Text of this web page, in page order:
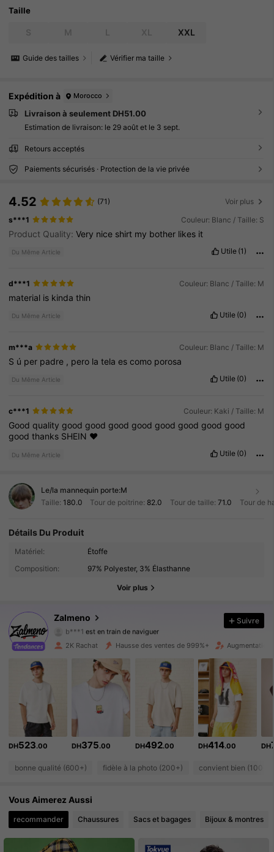
t graphique, style de rue, cadeau pour petit ami,
ample Y2k, chemise graphique courte surdimen
Taille
XXL
Vérifier ma taille
Guide des tailles
Expédition à Morocco
Livraison à seulement DH51.00
Estimation de livraison: le 29 août et le 3 sept.
Retours acceptés
Paiements sécurisés · Protection de la vie privée
4.52 (71) Voir plus
s***1 Couleur: Blanc / Taille: S
Product Quality:Very nice shirt my bother likes it
Du Même Article Utile (1)
d***1 Couleur: Blanc / Taille: M
material is kindathin
Du Même Article Utile (0)
m***a Couleur: Blanc / Taille: M
S ú per padre , pero latelaescomo porosa
Du Même Article Utile (0)
c***1 Couleur: Kaki / Taille: M
Goodqualitygoodgoodgoodgoodgoodgoodgoodgood
goodthanks SHEIN ♥️
Du Même Article Utile (0)
Le/la mannequin porte:M
Taille: 180.0 Tour de poitrine: 82.0 Tour de taille: 71.0 Tour de
Détails Du Produit
Matériel:
Étoffe
Composition:
97% Polyester, 3% Élasthanne
Voir plus
Zalmeno
625 Suiveurs
b***1 est en train de naviguer
625 Suiveurs
625 Suiveurs
4.86
4.86 625 Suiveurs
Suivre
2K Rachat Hausse des ventes de 999%+ Augmentation
DH523.00 DH375.00 DH492.00 DH414.00 DH
bonne qualité (600+) fidèle à la photo (200+) convient bien (100+)
Vous Aimerez Aussi
recommander Chaussures Sacs et bagages Bijoux & montres